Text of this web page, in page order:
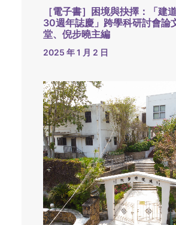
［電子書］困境與抉擇：「建
30週年誌慶」跨學科研討會論
堂、倪步曉主編
2025 年 1 月 2 日